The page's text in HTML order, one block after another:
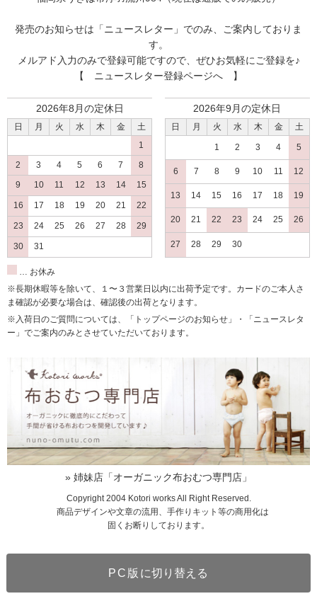
発売のお知らせは 「ニュースレター」 でのみ、ご案内しておりま
す。
メルアド入力のみで登録可能ですので、ぜひお気軽にご登録を♪
【 ニュースレター登録ページへ 】
2026年8月の定休日
日 月 火 水 木 金
土
1
2
3 4 5 6 7
8
9
10 11 12 13 14 15
16 17 18 19 20 21 22
23 24 25 26 27 28 29
30 31
2026年9月の定休日
日 月 火 水 木 金 土
1 2 3 4 5
6 7 8 9 10 11 12
13 14 15 16 17 18 19
20 21 22 23 24 25 26
27 28 29 30
… お休み
※長期休暇等を除いて、１〜３営業日以内に出荷予定です。カードのご本人さ
ま確認が必要な場合は、確認後の出荷となります。
※入荷日のご質問については、「トップページのお知らせ」・「ニュースレタ
ー」でご案内のみとさせていただいております。
» 姉妹店「オーガニック布おむつ専門店」
Copyright 2004 Kotori works All Right Reserved.
商品デザインや文章の流用、手作りキット等の商用化は
固くお断りしております。
PC版 に切り替える